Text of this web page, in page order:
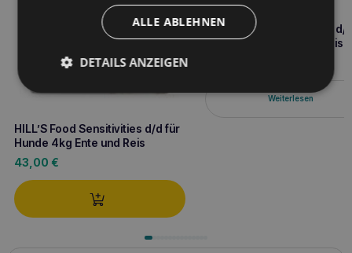
HILL’S Food Sensitivities d/d für
Hunde 4kg Ente und Reis
43,00 €
HILL’S Food Sensitivities d/
Hunde 1,5kg Ente und Reis
Weiterlesen
ALLE ABLEHNEN
DETAILS ANZEIGEN